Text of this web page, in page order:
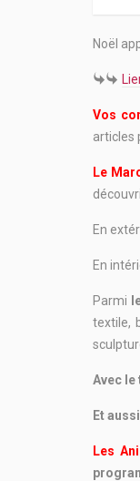
Noël
Vos
articles
Le
En
En
Parmi
textile,
Avec le
Et
Les